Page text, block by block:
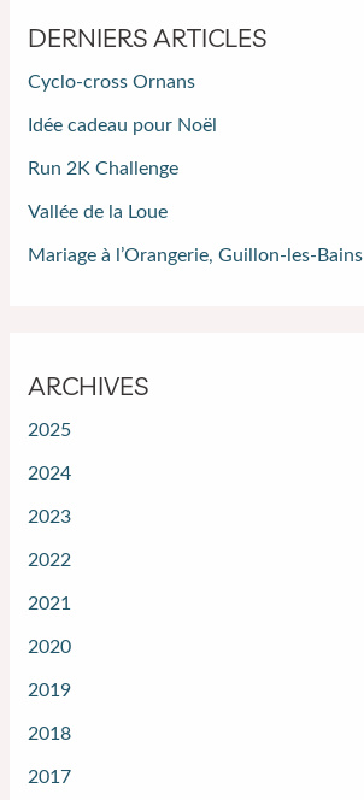
DERNIERS ARTICLES
Cyclo-cross Ornans
Idée cadeau pour Noël
Run 2K Challenge
Vallée de la Loue
Mariage à l’Orangerie, Guillon-les-Bains
ARCHIVES
2025
2024
2023
2022
2021
2020
2019
2018
2017